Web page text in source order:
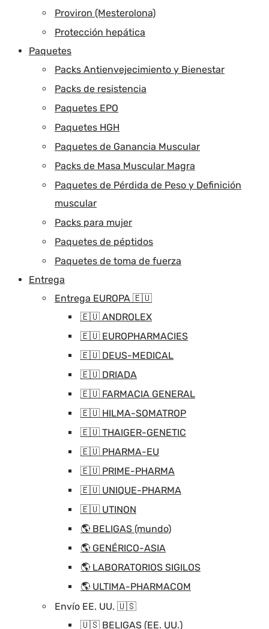
Proviron (Mesterolona)
Protección hepática
Paquetes
Packs Antienvejecimiento y Bienestar
Packs de resistencia
Paquetes EPO
Paquetes HGH
Paquetes de Ganancia Muscular
Packs de Masa Muscular Magra
Paquetes de Pérdida de Peso y Definición
muscular
Packs para mujer
Paquetes de péptidos
Paquetes de toma de fuerza
Entrega
Entrega EUROPA 🇪🇺
🇪🇺 ANDROLEX
🇪🇺 EUROPHARMACIES
🇪🇺 DEUS-MEDICAL
🇪🇺 DRIADA
🇪🇺 FARMACIA GENERAL
🇪🇺 HILMA-SOMATROP
🇪🇺 THAIGER-GENETIC
🇪🇺 PHARMA-EU
🇪🇺 PRIME-PHARMA
🇪🇺 UNIQUE-PHARMA
🇪🇺 UTINON
🌎 BELIGAS (mundo)
🌎 GENÉRICO-ASIA
🌎 LABORATORIOS SIGILOS
🌎 ULTIMA-PHARMACOM
Envío EE. UU. 🇺🇸
🇺🇸 BELIGAS (EE. UU.)